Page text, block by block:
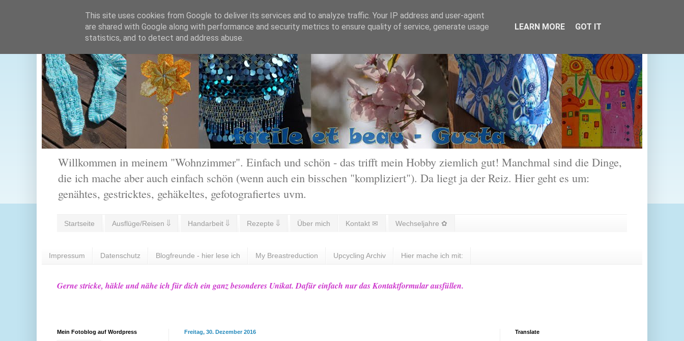
Willkommen in meinem "Wohnzimmer". Einfach und schön - das trifft mein Hobby ziemlich gut! Manchmal sind die Dinge,
die ich mache aber auch einfach schön (wenn auch ein bisschen "kompliziert"). Da liegt ja der Reiz. Hier geht es um:
genähtes, gestricktes, gehäkeltes, gefotografiertes uvm.
Startseite Ausflüge/Reisen ⇓ Handarbeit ⇓ Rezepte ⇓ Über mich Kontakt ✉ Wechseljahre ✿
Impressum Datenschutz Blogfreunde - hier lese ich My Breastreduction Upcycling Archiv Hier mache ich mit:
Gerne stricke, häkle und nähe ich für dich ein ganz besonderes Unikat. Dafür einfach nur das Kontaktformular ausfüllen.
Freitag, 30. Dezember 2016
Mein Fotoblog auf Wordpress Translate
This site uses cookies from Google to deliver its services and to analyze traffic. Your IP address and user-agent
are shared with Google along with performance and security metrics to ensure quality of service, generate usage
statistics, and to detect and address abuse.
LEARN MORE GOT IT